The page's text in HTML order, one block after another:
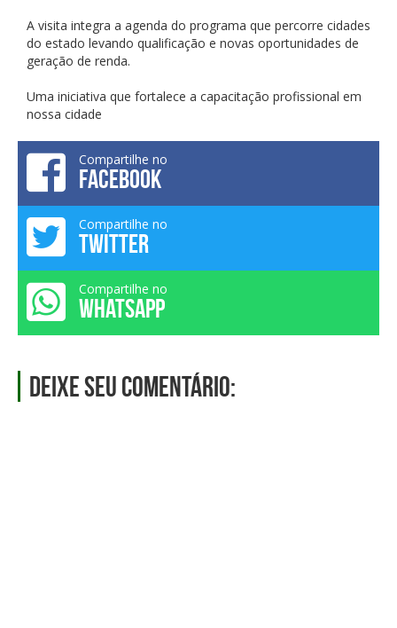
A visita integra a agenda do programa que percorre cidades
do estado levando qualificação e novas oportunidades de
geração de renda.
Uma iniciativa que fortalece a capacitação profissional em
nossa cidade
Compartilhe no
FACEBOOK
Compartilhe no
TWITTER
Compartilhe no
WHATSAPP
Deixe seu comentário: